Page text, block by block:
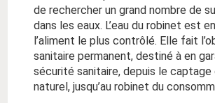
de rechercher un grand nombre de
dans les eaux. L’eau du robinet est
l’aliment le plus contrôlé. Elle fait
sanitaire permanent, destiné à en
sécurité sanitaire, depuis le captage
naturel, jusqu’au robinet du